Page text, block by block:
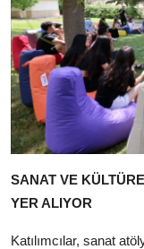
SANAT VE
YER ALIYOR
Katılımcılar, sanat